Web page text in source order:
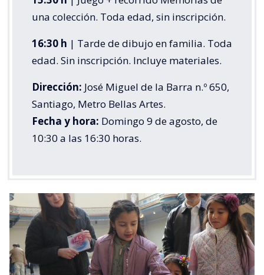
una colección. Toda edad, sin inscripción.
16:30 h | Tarde de dibujo en familia. Toda
edad. Sin inscripción. Incluye materiales.
Dirección: José Miguel de la Barra n.º 650,
Santiago, Metro Bellas Artes.
Fecha y hora: Domingo 9 de agosto, de
10:30 a las 16:30 horas.